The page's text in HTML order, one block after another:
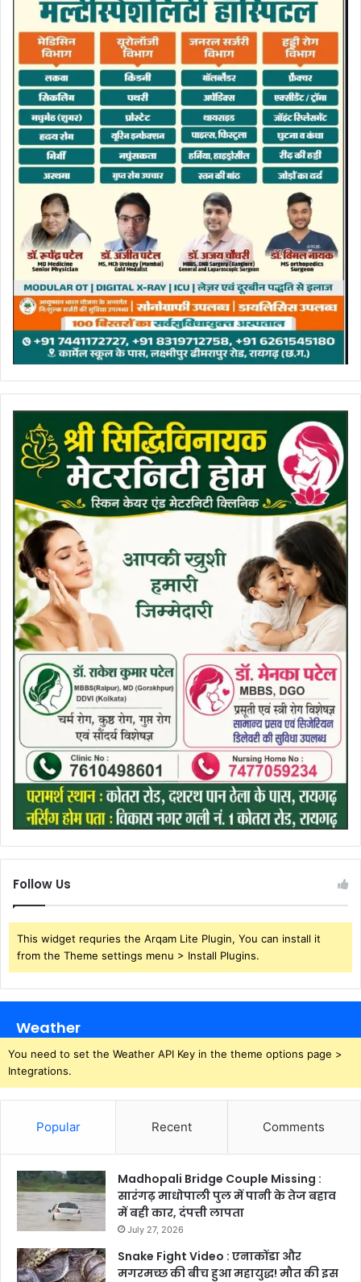
Follow Us
This widget requries the Arqam Lite Plugin, You can install it
from the Theme settings menu > Install Plugins.
Weather
You need to set the Weather API Key in the theme options page >
Integrations.
Popular Recent Comments
Madhopali Bridge Couple Missing :
सारंगढ़ माधोपाली पुल में पानी के तेज बहाव
में बही कार, दंपत्ती लापता
July 27, 2026
Snake Fight Video : एनाकोंडा और
मगरमच्छ की बीच हुआ महायुद्ध! मौत की इस